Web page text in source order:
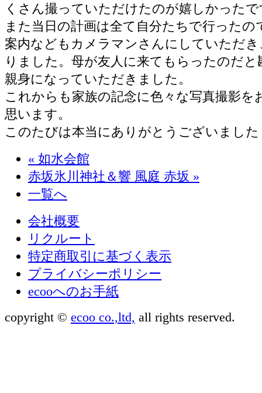
くさん撮っていただけたのが嬉しかったで
また当日の計画は全て自分たちで行ったの
案内などもカメラマンさんにしていただ
りました。母が友人に来てもらったのだ
親身になっていただきました。
これからも家族の記念に色々な写真撮影を
思います。
このたびは本当にありがとうございました
« 如水会館
赤坂氷川神社＆響 風庭 赤坂 »
一覧へ
会社概要
リクルート
特定商取引に基づく表示
プライバシーポリシー
ecooへのお手紙
copyright © ecoo co.,ltd, all rights reserved.